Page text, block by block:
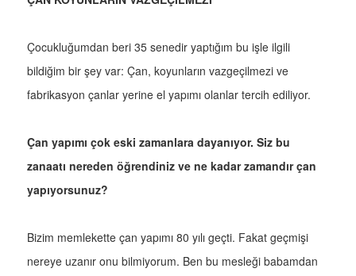
Çocukluğumdan beri 35 senedir yaptığım bu işle ilgili
bildiğim bir şey var: Çan, koyunların vazgeçilmezi ve
fabrikasyon çanlar yerine el yapımı olanlar tercih ediliyor.
Çan yapımı çok eski zamanlara dayanıyor. Siz bu
zanaatı nereden öğrendiniz ve ne kadar zamandır çan
yapıyorsunuz?
Bizim memlekette çan yapımı 80 yılı geçti. Fakat geçmişi
nereye uzanır onu bilmiyorum. Ben bu mesleği babamdan